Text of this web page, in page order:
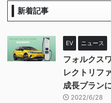
新着記事
EV ニュース
フォルクス
レクトリフ
成長プラン
2022/6/28